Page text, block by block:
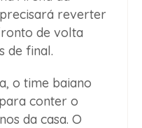
reverter
de volta
de final.
o time baiano
conter o
da casa. O